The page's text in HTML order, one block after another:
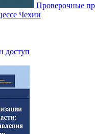
Проверочные
Чехии
доступ